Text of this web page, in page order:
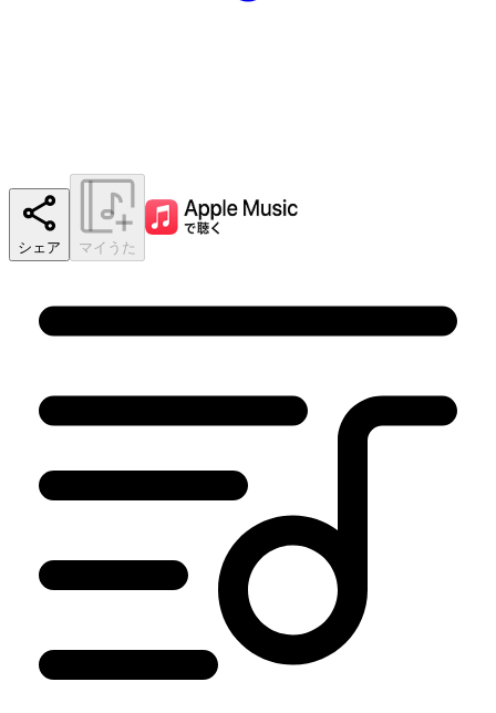
シェア マイうた